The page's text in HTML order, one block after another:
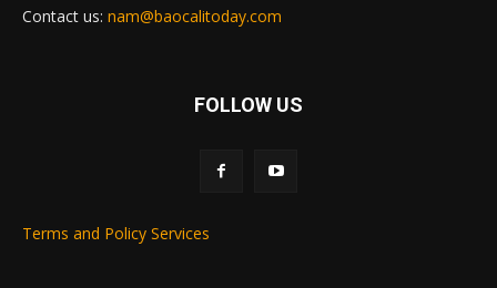
Contact us: nam@baocalitoday.com
FOLLOW US
Terms and Policy Services